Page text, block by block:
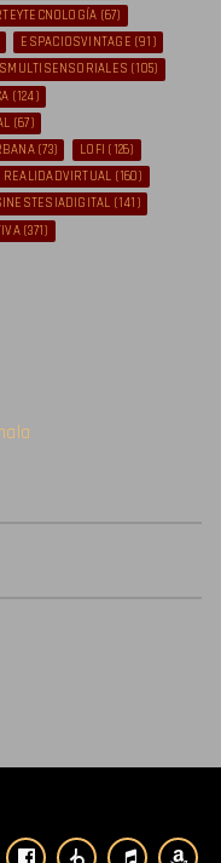
(67)
ESPACIOSVINTAGE (91)
(105)
(124)
(67)
(73) LOFI (126)
REALIDADVIRTUAL (160)
(141)
(371)